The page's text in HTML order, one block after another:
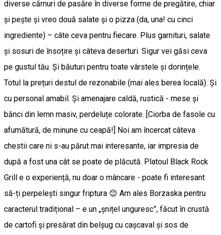
diverse cărnuri de pasăre în diverse forme de pregătire, chiar
și pește și vreo două salate și o pizza (da, una! cu cinci
ingrediente) – câte ceva pentru fiecare. Plus garnituri, salate
și sosuri de însoțire și câteva deserturi. Sigur vei găsi ceva
pe gustul tău. Și băuturi pentru toate vârstele și dorințele.
Totul la prețuri destul de rezonabile (mai ales berea locală). Și
cu personal amabil. Și amenajare caldă, rustică - mese și
bănci din lemn masiv, perdeluțe colorate. [Ciorba de fasole cu
afumătură, de minune cu ceapă!] Noi am încercat câteva
chestii care ni s-au părut mai interesante, iar impresia de
după a fost una cât se poate de plăcută. Platoul Black Rock
Grill e o experiență, nu doar o mâncare - poate fi interesant
să-ți perpelești singur friptura 😊 Am ales Borzaska pentru
caracterul tradițional – e un „șnițel unguresc”, făcut în crustă
de cartofi și presărat din belșug cu cașcaval și sos de